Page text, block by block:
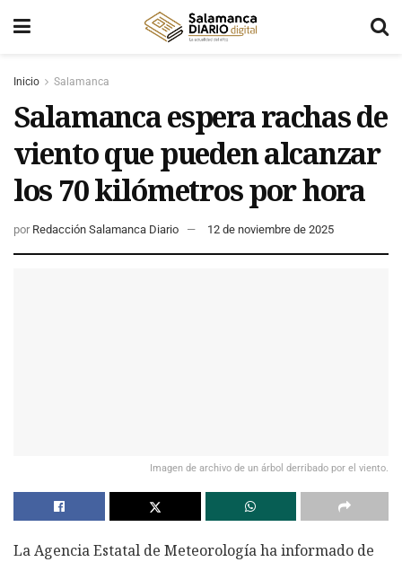
Inicio Salamanca
Salamanca espera rachas de
viento que pueden alcanzar
los 70 kilómetros por hora
por Redacción Salamanca Diario 12 de noviembre de 2025
Imagen de archivo de un árbol derribado por el viento.
La Agencia Estatal de Meteorología ha informado de